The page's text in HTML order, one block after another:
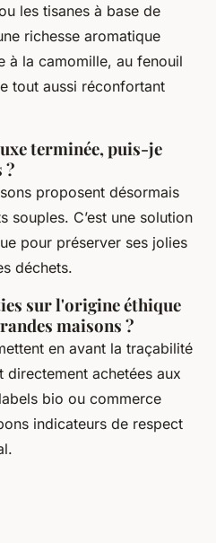
les tisanes à base de
richesse aromatique
à la camomille, au fenouil
tout aussi réconfortant
terminée, puis-je
?
proposent désormais
souples. C’est une solution
pour préserver ses jolies
déchets.
sur l'origine éthique
maisons ?
en avant la traçabilité
achetées aux
bio ou commerce
indicateurs de respect